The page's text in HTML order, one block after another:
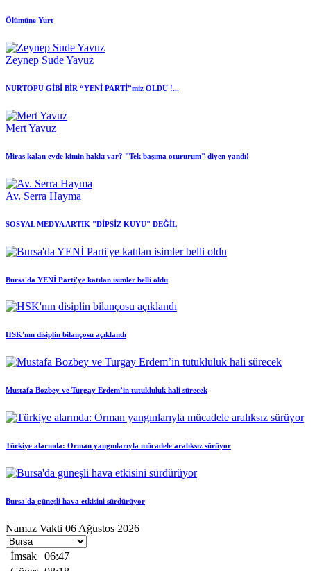
Ölümüne Yurt
Zeynep Sude Yavuz
NURTOPU GİBİ BİR “YENİ PARTİ”miz OLDU !...
Mert Yavuz
Miras kalan evde kimin hakkı var? "Tek başıma otururum" diyen yandı!
Av. Serra Hayma
SOSYAL MEDYA ARTIK "DİPSİZ KUYU" DEĞİL
Bursa'da YENİ Parti'ye katılan isimler belli oldu
HSK'nın disiplin bilançosu açıklandı
Mustafa Bozbey ve Turgay Erdem’in tutukluluk hali sürecek
Türkiye alarmda: Orman yangınlarıyla mücadele aralıksız sürüyor
Bursa'da güneşli hava etkisini sürdürüyor
Namaz Vakti 06 Ağustos 2026
İmsak
06:47